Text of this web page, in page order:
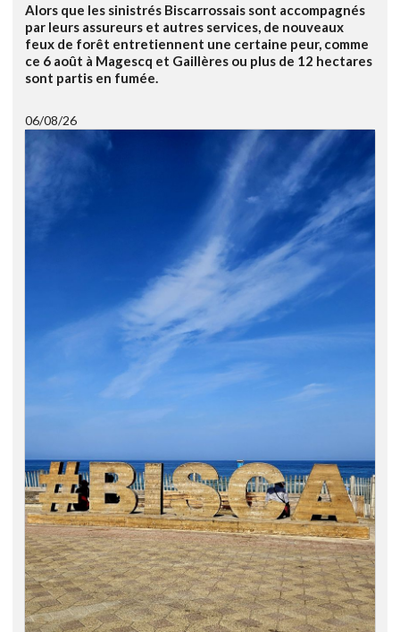
Alors que les sinistrés Biscarrossais sont accompagnés
par leurs assureurs et autres services, de nouveaux
feux de forêt entretiennent une certaine peur, comme
ce 6 août à Magescq et Gaillères ou plus de 12 hectares
sont partis en fumée.
06/08/26